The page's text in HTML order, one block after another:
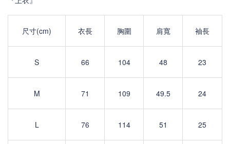
尺寸(cm) 衣長 胸圍 肩寬 袖長
S 66 104 48 23
M 71 109 49.5 24
L 76 114 51 25